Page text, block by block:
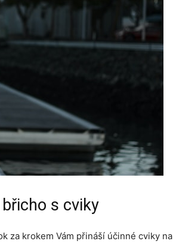
s cviky
za krokem Vám přináší účinné cviky na